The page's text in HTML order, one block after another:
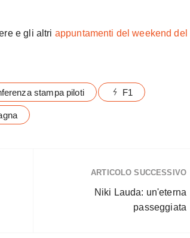
e gli altri appuntamenti del weekend del
stampa piloti F1
ARTICOLO SUCCESSIVO
Niki Lauda: un'eterna
passeggiata